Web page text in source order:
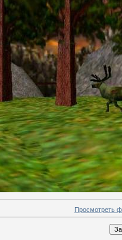
Просмотреть